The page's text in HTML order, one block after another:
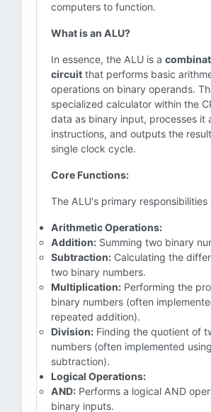
computers to function.
What is an ALU?
In essence, the ALU is a
circuit that performs basic
operations on binary operands.
specialized calculator within the
data as binary input, processes it
instructions, and outputs the
single clock cycle.
Core Functions:
The ALU's primary responsibilities
Arithmetic Operations:
Addition: Summing two binary
Subtraction: Calculating the
two binary numbers.
Multiplication: Performing the
binary numbers (often
repeated addition).
Division: Finding the quotient of
numbers (often implemented
subtraction).
Logical Operations:
AND: Performs a logical AND
binary inputs.